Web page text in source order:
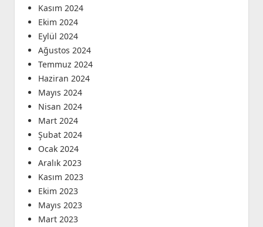
Kasım 2024
Ekim 2024
Eylül 2024
Ağustos 2024
Temmuz 2024
Haziran 2024
Mayıs 2024
Nisan 2024
Mart 2024
Şubat 2024
Ocak 2024
Aralık 2023
Kasım 2023
Ekim 2023
Mayıs 2023
Mart 2023